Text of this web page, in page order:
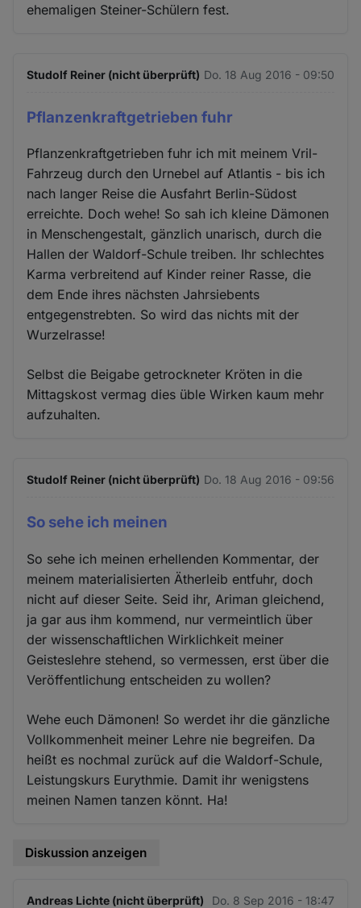
ehemaligen Steiner-Schülern fest.
Studolf Reiner (nicht überprüft) Do. 18 Aug 2016 - 09:50
Pflanzenkraftgetrieben fuhr
Pflanzenkraftgetrieben fuhr ich mit meinem Vril-
Fahrzeug durch den Urnebel auf Atlantis - bis ich
nach langer Reise die Ausfahrt Berlin-Südost
erreichte. Doch wehe! So sah ich kleine Dämonen
in Menschengestalt, gänzlich unarisch, durch die
Hallen der Waldorf-Schule treiben. Ihr schlechtes
Karma verbreitend auf Kinder reiner Rasse, die
dem Ende ihres nächsten Jahrsiebents
entgegenstrebten. So wird das nichts mit der
Wurzelrasse!
Selbst die Beigabe getrockneter Kröten in die
Mittagskost vermag dies üble Wirken kaum mehr
aufzuhalten.
Studolf Reiner (nicht überprüft) Do. 18 Aug 2016 - 09:56
So sehe ich meinen
So sehe ich meinen erhellenden Kommentar, der
meinem materialisierten Ätherleib entfuhr, doch
nicht auf dieser Seite. Seid ihr, Ariman gleichend,
ja gar aus ihm kommend, nur vermeintlich über
der wissenschaftlichen Wirklichkeit meiner
Geisteslehre stehend, so vermessen, erst über die
Veröffentlichung entscheiden zu wollen?
Wehe euch Dämonen! So werdet ihr die gänzliche
Vollkommenheit meiner Lehre nie begreifen. Da
heißt es nochmal zurück auf die Waldorf-Schule,
Leistungskurs Eurythmie. Damit ihr wenigstens
meinen Namen tanzen könnt. Ha!
Diskussion anzeigen
Andreas Lichte (nicht überprüft) Do. 8 Sep 2016 - 18:47